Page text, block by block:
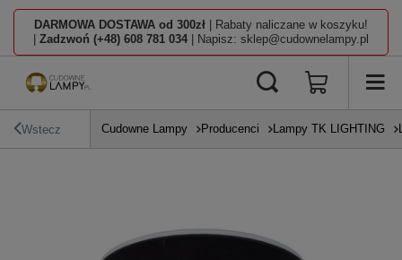
DARMOWA DOSTAWA od 300zł | Rabaty naliczane w koszyku!
Zadzwoń (+48) 608 781 034 | Napisz: sklep@cudownelampy.pl
Wstecz Cudowne Lampy Producenci Lampy TK LIGHTING